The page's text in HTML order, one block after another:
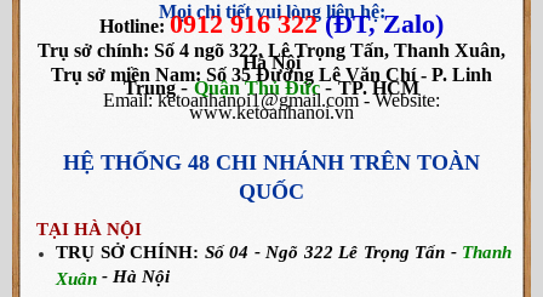
Mọi chi tiết vui lòng liên hệ:
Hotline: 0912 916 322(ĐT, Zalo)
Trụ sở chính: Số 4 ngõ 322, Lê Trọng Tấn, Thanh Xuân,
Hà Nội
Trụ sở miền Nam: Số 35 Đường Lê Văn Chí - P. Linh
Trung-Quận Thủ Đức-TP. HCM
Email: ketoanhanoi1@gmail.com - Website:
www.ketoanhanoi.vn
HỆ THỐNG 48 CHI NHÁNH TRÊN TOÀN
QUỐC
TẠI HÀ NỘI
TRỤ SỞ CHÍNH: Số 04 - Ngõ 322 Lê Trọng Tấn -Thanh
Xuân - Hà Nội